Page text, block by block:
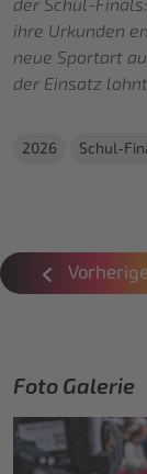
der Schul-
ihre Urkunden
neue Sportart
der Einsatz
2026 Schul-
Vorherige
Foto Galerie